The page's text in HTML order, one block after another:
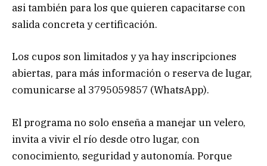
asi también para los que quieren capacitarse con
salida concreta y certificación.
Los cupos son limitados y ya hay inscripciones
abiertas, para más información o reserva de lugar,
comunicarse al 3795059857 (WhatsApp).
El programa no solo enseña a manejar un velero,
invita a vivir el río desde otro lugar, con
conocimiento, seguridad y autonomía. Porque